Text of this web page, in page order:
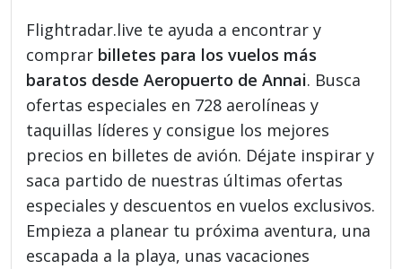
Flightradar.live te ayuda a encontrar y
comprar billetes para los vuelos más
baratos desde Aeropuerto de Annai. Busca
ofertas especiales en 728 aerolíneas y
taquillas líderes y consigue los mejores
precios en billetes de avión. Déjate inspirar y
saca partido de nuestras últimas ofertas
especiales y descuentos en vuelos exclusivos.
Empieza a planear tu próxima aventura, una
escapada a la playa, unas vacaciones